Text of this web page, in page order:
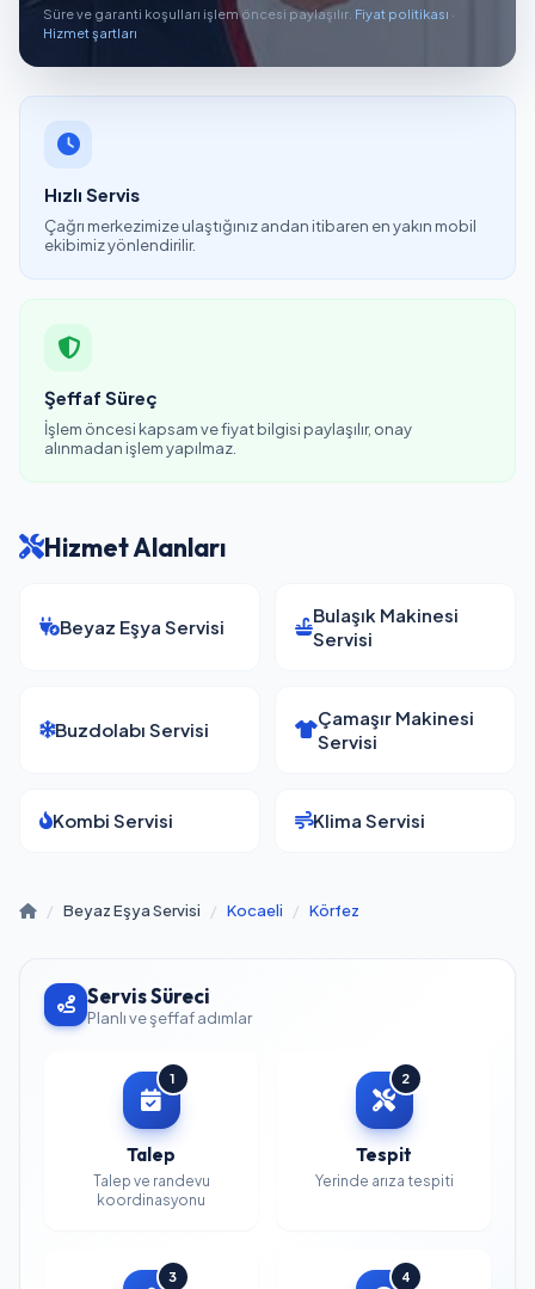
Süre ve garanti koşulları işlem öncesi paylaşılır. Fiyat politikası ·
Hizmet şartları
Hızlı Servis
Çağrı merkezimize ulaştığınız andan itibaren en yakın mobil
ekibimiz yönlendirilir.
Şeffaf Süreç
İşlem öncesi kapsam ve fiyat bilgisi paylaşılır, onay
alınmadan işlem yapılmaz.
Hizmet Alanları
Beyaz Eşya Servisi
Bulaşık Makinesi
Servisi
Buzdolabı Servisi
Çamaşır Makinesi
Servisi
Kombi Servisi Klima Servisi
/ Beyaz Eşya Servisi / Kocaeli / Körfez
Servis Süreci
Planlı ve şeffaf adımlar
1
Talep
Talep ve randevu
koordinasyonu
2
Tespit
Yerinde arıza tespiti
3 4